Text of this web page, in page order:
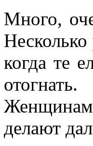
Много,
когда те
делают